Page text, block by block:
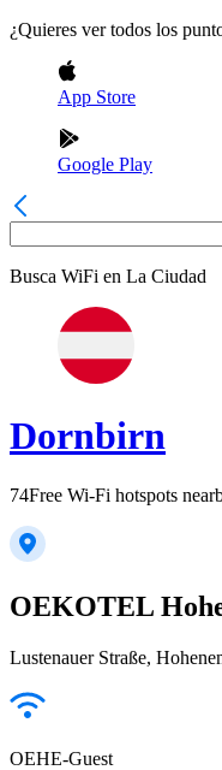
¿Quieres ver todos los
App Store
Google Play
Busca WiFi en La Ciudad
Dornbirn
74Free Wi-Fi hotspots
OEKOTEL
Lustenauer Straße,
OEHE-Guest